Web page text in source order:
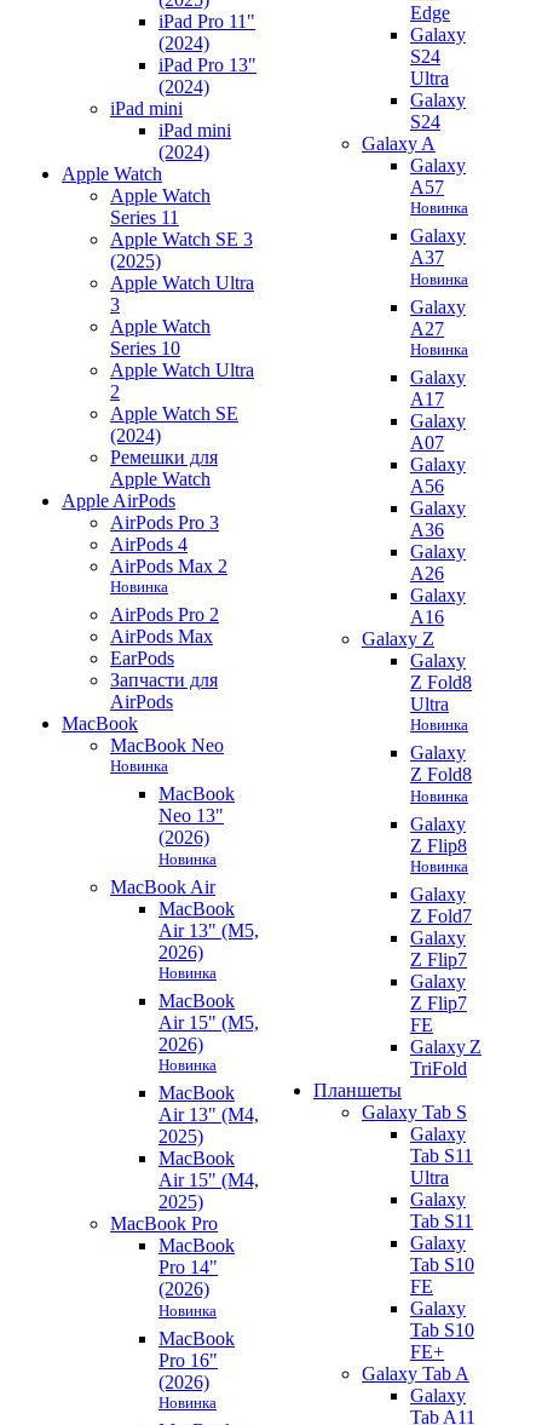
iPad Pro 11"
(2024)
iPad Pro 13"
(2024)
iPad mini
iPad mini
(2024)
Apple Watch
Apple Watch
Series 11
Apple Watch SE 3
(2025)
Apple Watch Ultra
3
Apple Watch
Series 10
Apple Watch Ultra
2
Apple Watch SE
(2024)
Ремешки для
Apple Watch
Apple AirPods
AirPods Pro 3
AirPods 4
AirPods Max 2
Новинка
AirPods Pro 2
AirPods Max
EarPods
Запчасти для
AirPods
MacBook
MacBook Neo
Новинка
MacBook
Neo 13"
(2026)
Новинка
MacBook Air
MacBook
Air 13" (M5,
2026)
Новинка
MacBook
Air 15" (M5,
2026)
Новинка
MacBook
Air 13" (M4,
2025)
MacBook
Air 15" (M4,
2025)
MacBook Pro
MacBook
Pro 14"
(2026)
Новинка
MacBook
Pro 16"
(2026)
Новинка
Edge
Galaxy
S24
Ultra
Galaxy
S24
Galaxy A
Galaxy
A57
Новинка
Galaxy
A37
Новинка
Galaxy
A27
Новинка
Galaxy
A17
Galaxy
A07
Galaxy
A56
Galaxy
A36
Galaxy
A26
Galaxy
A16
Galaxy Z
Galaxy
Z Fold8
Ultra
Новинка
Galaxy
Z Fold8
Новинка
Galaxy
Z Flip8
Новинка
Galaxy
Z Fold7
Galaxy
Z Flip7
Galaxy
Z Flip7
FE
Galaxy Z
TriFold
Планшеты
Galaxy Tab S
Galaxy
Tab S11
Ultra
Galaxy
Tab S11
Galaxy
Tab S10
FE
Galaxy
Tab S10
FE+
Galaxy Tab A
Galaxy
Tab A11